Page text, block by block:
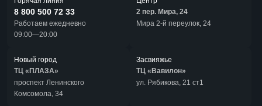
8 800 500 72 33
Работаем ежедневно
09:00—20:00
2 пер. Мира, 24
Мира 2-й переулок, 24
Новый город
ТЦ «ПЛАЗА»
проспект Ленинского
Комсомола, 34
Засвияжье
ТЦ «Вавилон»
ул. Рябикова, 21 ст1